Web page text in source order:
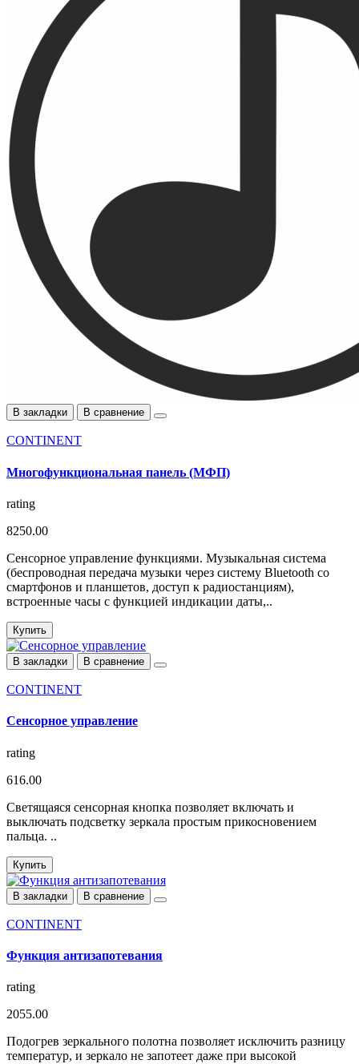
В закладки В сравнение
CONTINENT
Многофункциональная панель (МФП)
rating
8250.00
Сенсорное управление функциями. Музыкальная система
(беспроводная передача музыки через систему Bluetooth со
смартфонов и планшетов, доступ к радиостанциям),
встроенные часы с функцией индикации даты,..
Купить
В закладки В сравнение
CONTINENT
Сенсорное управление
rating
616.00
Светящаяся сенсорная кнопка позволяет включать и
выключать подсветку зеркала простым прикосновением
пальца. ..
Купить
В закладки В сравнение
CONTINENT
Функция антизапотевания
rating
2055.00
Подогрев зеркального полотна позволяет исключить разницу
температур, и зеркало не запотеет даже при высокой